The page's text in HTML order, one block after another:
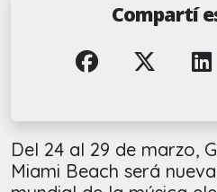
Compartí
Del 24 al 29 de marzo,
Miami Beach será